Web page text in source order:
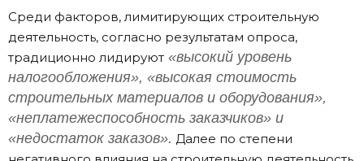
Среди факторов, лимитирующих строительную
деятельность, согласно результатам опроса,
традиционно лидируют «высокий уровень
налогообложения», «высокая стоимость
строительных материалов и оборудования»,
«неплатежеспособность заказчиков» и
«недостаток заказов». Далее по степени